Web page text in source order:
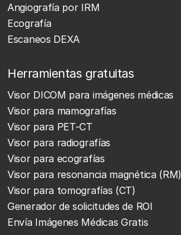
Angiografía por IRM
Ecografía
Escaneos DEXA
Herramientas gratuitas
Visor DICOM para imágenes médicas
Visor para mamografías
Visor para PET-CT
Visor para radiografías
Visor para ecografías
Visor para resonancia magnética (RM)
Visor para tomografías (CT)
Generador de solicitudes de ROI
Envía Imágenes Médicas Gratis